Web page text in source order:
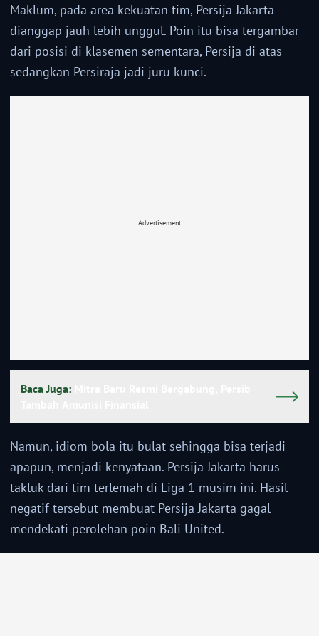
Maklum, pada area kekuatan tim, Persija Jakarta
dianggap jauh lebih unggul. Poin itu bisa tergambar
dari posisi di klasemen sementara, Persija di atas
sedangkan Persiraja jadi juru kunci.
Advertisement
Baca Juga:
Namun, idiom bola itu bulat sehingga bisa terjadi
apapun, menjadi kenyataan. Persija Jakarta harus
takluk dari tim terlemah di Liga 1 musim ini. Hasil
negatif tersebut membuat Persija Jakarta gagal
mendekati perolehan poin Bali United.